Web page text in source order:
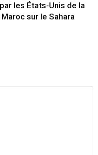
les États-Unis de la
sur le Sahara